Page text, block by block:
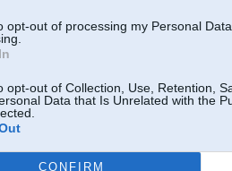
opt-out of processing my Personal
opt-out of Collection, Use, Retention,
Data that Is Unrelated with the
CONFIRM
patiesiibaa arii 0.3A ir par daudz,